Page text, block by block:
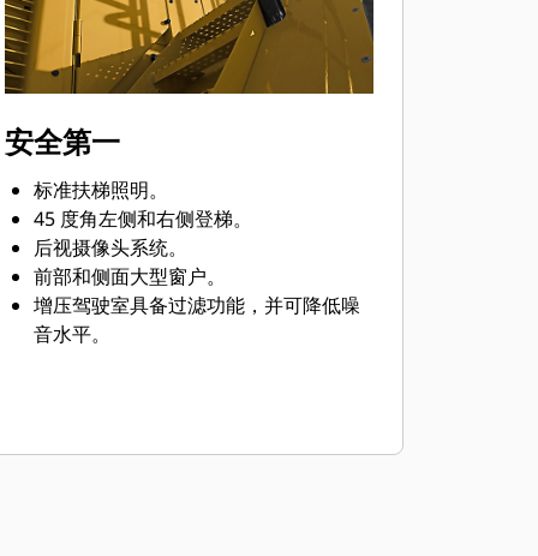
降低运营成本。
可以非常方便地观察铲斗刃和工作区
域。
方便且响应灵敏的电液压控制装置可提
高操作员的生产率。
安全第一
标准扶梯照明。
45 度角左侧和右侧登梯。
后视摄像头系统。
前部和侧面大型窗户。
增压驾驶室具备过滤功能，并可降低噪
音水平。